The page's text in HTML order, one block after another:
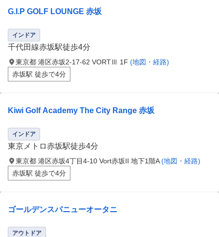
G.I.P GOLF LOUNGE 赤坂
インドア
千代田線赤坂駅徒歩4分
東京都 港区赤坂2-17-62 VORTⅢ 1F (地図・経路)
赤坂駅 徒歩で4分
Kiwi Golf Academy The City Range 赤坂
インドア
東京メトロ赤坂駅徒歩4分
東京都 港区赤坂4丁目4-10 Vort赤坂II 地下1階A(地図・経路)
赤坂駅 徒歩で4分
ゴールデンスパニューオータニ
アウトドア